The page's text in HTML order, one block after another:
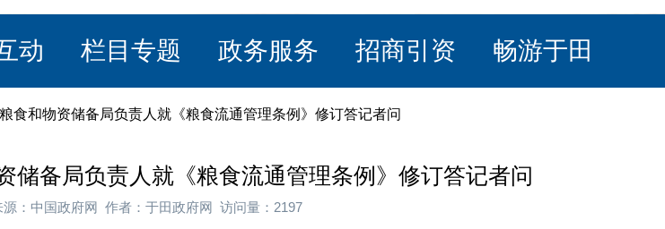
动 栏目专题 政务服务 招商引资 畅游于田
食和物资储备局负责人就《粮食流通管理条例》修订答记者问
储备局负责人就《粮食流通管理条例》修订答记者问
源：中国政府网 作者：于田政府网 访问量：2197